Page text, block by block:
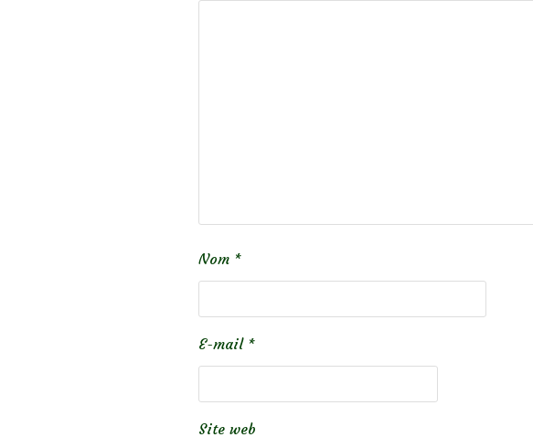
Nom *
E-mail *
Site web